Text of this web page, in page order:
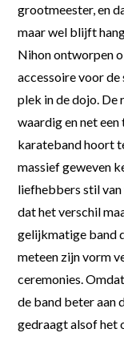
grootmeester, en
maar wel blijft
Nihon ontworpen
accessoire voor de
plek in de dojo.
waardig en net
karateband hoort
massief geweven
liefhebbers stil
dat het verschil
gelijkmatige band
meteen zijn vorm
ceremonies.
de band beter aan
gedraagt alsof het